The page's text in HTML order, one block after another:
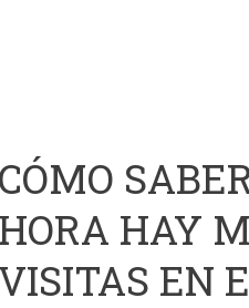
HAY
EN